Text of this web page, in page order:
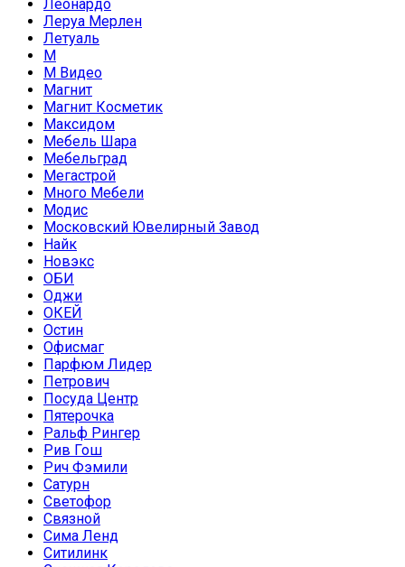
Леонардо
Леруа Мерлен
Летуаль
М
М Видео
Магнит
Магнит Косметик
Максидом
Мебель Шара
Мебельград
Мегастрой
Много Мебели
Модис
Московский Ювелирный Завод
Найк
Новэкс
ОБИ
Оджи
ОКЕЙ
Остин
Офисмаг
Парфюм Лидер
Петрович
Посуда Центр
Пятерочка
Ральф Рингер
Рив Гош
Рич Фэмили
Сатурн
Светофор
Связной
Сима Ленд
Ситилинк